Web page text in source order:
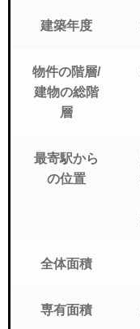
建築年度
物件の階層/
建物の総階
層
最寄駅から
の位置
全体面積
専有面積